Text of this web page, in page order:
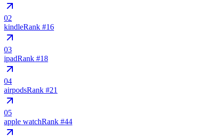
02
kindleRank #16
03
ipadRank #18
04
airpodsRank #21
05
apple watchRank #44